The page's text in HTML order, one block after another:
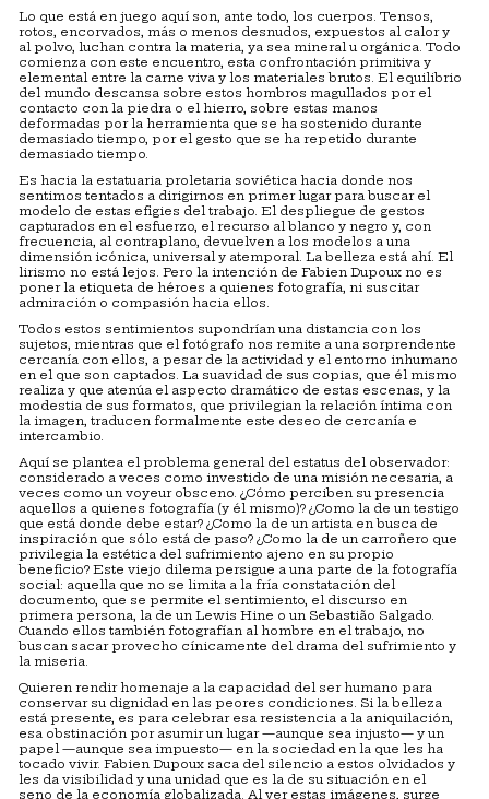
Lo que está en juego aquí son, ante todo, los cuerpos. Tensos,
rotos, encorvados, más o menos desnudos, expuestos al calor y
al polvo, luchan contra la materia, ya sea mineral u orgánica. Todo
comienza con este encuentro, esta confrontación primitiva y
elemental entre la carne viva y los materiales brutos. El equilibrio
del mundo descansa sobre estos hombros magullados por el
contacto con la piedra o el hierro, sobre estas manos
deformadas por la herramienta que se ha sostenido durante
demasiado tiempo, por el gesto que se ha repetido durante
demasiado tiempo.
Es hacia la estatuaria proletaria soviética hacia donde nos
sentimos tentados a dirigirnos en primer lugar para buscar el
modelo de estas efigies del trabajo. El despliegue de gestos
capturados en el esfuerzo, el recurso al blanco y negro y, con
frecuencia, al contraplano, devuelven a los modelos a una
dimensión icónica, universal y atemporal. La belleza está ahí. El
lirismo no está lejos. Pero la intención de Fabien Dupoux no es
poner la etiqueta de héroes a quienes fotografía, ni suscitar
admiración o compasión hacia ellos.
Todos estos sentimientos supondrían una distancia con los
sujetos, mientras que el fotógrafo nos remite a una sorprendente
cercanía con ellos, a pesar de la actividad y el entorno inhumano
en el que son captados. La suavidad de sus copias, que él mismo
realiza y que atenúa el aspecto dramático de estas escenas, y la
modestia de sus formatos, que privilegian la relación íntima con
la imagen, traducen formalmente este deseo de cercanía e
intercambio.
Aquí se plantea el problema general del estatus del observador:
considerado a veces como investido de una misión necesaria, a
veces como un voyeur obsceno. ¿Cómo perciben su presencia
aquellos a quienes fotografía (y él mismo)? ¿Como la de un testigo
que está donde debe estar? ¿Como la de un artista en busca de
inspiración que sólo está de paso? ¿Como la de un carroñero que
privilegia la estética del sufrimiento ajeno en su propio
beneficio? Este viejo dilema persigue a una parte de la fotografía
social: aquella que no se limita a la fría constatación del
documento, que se permite el sentimiento, el discurso en
primera persona, la de un Lewis Hine o un Sebastião Salgado.
Cuando ellos también fotografían al hombre en el trabajo, no
buscan sacar provecho cínicamente del drama del sufrimiento y
la miseria.
Quieren rendir homenaje a la capacidad del ser humano para
conservar su dignidad en las peores condiciones. Si la belleza
está presente, es para celebrar esa resistencia a la aniquilación,
esa obstinación por asumir un lugar —aunque sea injusto— y un
papel —aunque sea impuesto— en la sociedad en la que les ha
tocado vivir. Fabien Dupoux saca del silencio a estos olvidados y
les da visibilidad y una unidad que es la de su situación en el
seno de la economía globalizada. Al ver estas imágenes, surge